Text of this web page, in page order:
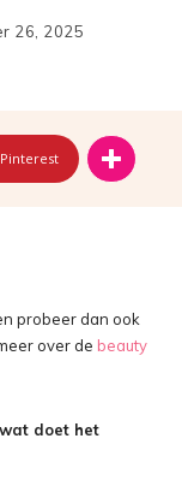
26, 2025
Pinterest
probeer dan ook
over de beauty
doet het